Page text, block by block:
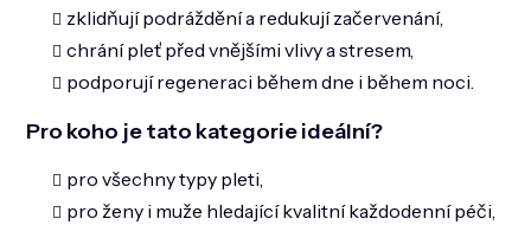
zklidňují podráždění a redukují začervenání,
chrání pleť před vnějšími vlivy a stresem,
podporují regeneraci během dne i během noci.
Pro koho je tato kategorie ideální?
pro všechny typy pleti,
pro ženy i muže hledající kvalitní každodenní péči,